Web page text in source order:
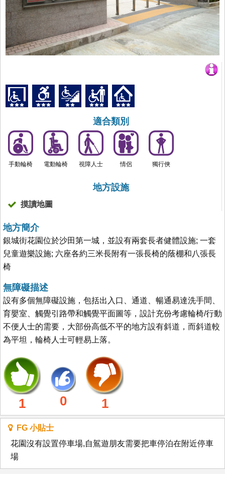
適合類別
手動輪椅 電動輪椅 視障人士 情侶 獨行俠
地方設施
摸讀地圖
地方簡介
銀城街花園位於沙田第一城，並設有兩套長者健體設施; 一套
兒童遊樂設施; 六座各約三米長附有一張長椅的蔭棚和八張長
椅
無障礙描述
設有多個無障礙設施，包括出入口、通道、暢通易達洗手間、
育嬰室、觸覺引路帶和觸覺平面圖等，設計充份考慮輪椅/行動
不便人士的需要，大部份高低不平的地方設有斜道，而斜道較
為平坦，輪椅人士可輕易上落。
1 0 1
FG 小貼士
花園沒有設置停車場,自鴐遊朋友需要把車停泊在附近停車
場